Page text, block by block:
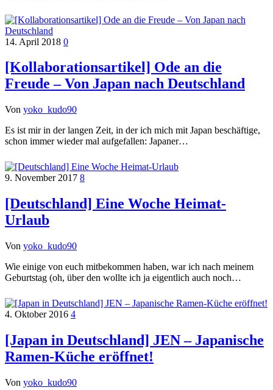
14. April 2018 0
[Kollaborationsartikel] Ode an die
Freude – Von Japan nach Deutschland
Von yoko_kudo90
Es ist mir in der langen Zeit, in der ich mich mit Japan beschäftige,
schon immer wieder mal aufgefallen: Japaner…
9. November 2017 8
[Deutschland] Eine Woche Heimat-
Urlaub
Von yoko_kudo90
Wie einige von euch mitbekommen haben, war ich nach meinem
Geburtstag (oh, über den wollte ich ja eigentlich auch noch…
4. Oktober 2016 4
[Japan in Deutschland] JEN – Japanische
Ramen-Küche eröffnet!
Von yoko_kudo90